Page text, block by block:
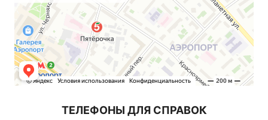
ТЕЛЕФОНЫ ДЛЯ СПРАВОК